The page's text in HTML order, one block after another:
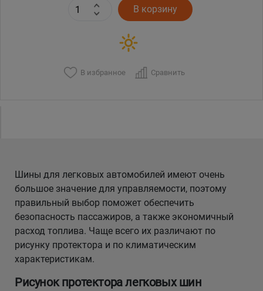
В корзину
В избранное Сравнить
Шины для легковых автомобилей имеют очень
большое значение для управляемости, поэтому
правильный выбор поможет обеспечить
безопасность пассажиров, а также экономичный
расход топлива. Чаще всего их различают по
рисунку протектора и по климатическим
характеристикам.
Рисунок протектора легковых шин